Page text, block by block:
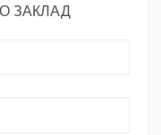
ЗАКЛАД